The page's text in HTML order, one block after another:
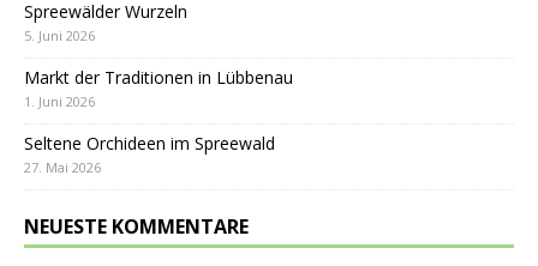
Spreewälder Wurzeln
5. Juni 2026
Markt der Traditionen in Lübbenau
1. Juni 2026
Seltene Orchideen im Spreewald
27. Mai 2026
NEUESTE KOMMENTARE